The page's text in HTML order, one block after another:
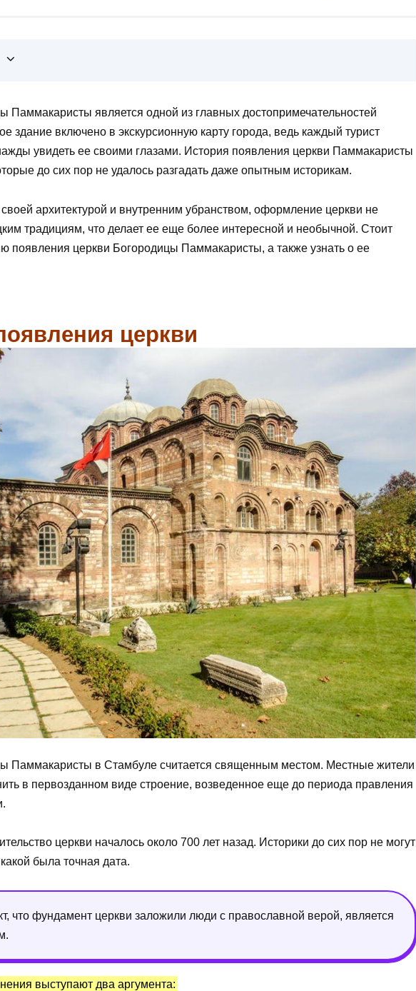
Паммакаристы является одной из главных достопримечательностей
здание включено в экскурсионную карту города, ведь каждый турист
увидеть ее своими глазами. История появления церкви Паммакаристы
до сих пор не удалось разгадать даже опытным историкам.
архитектурой и внутренним убранством, оформление церкви не
традициям, что делает ее еще более интересной и необычной. Стоит
появления церкви Богородицы Паммакаристы, а также узнать о ее
церкви
Паммакаристы в Стамбуле считается священным местом. Местные жители
в первозданном виде строение, возведенное еще до периода правления
церкви началось около 700 лет назад. Историки до сих пор не могут
была точная дата.
что фундамент церкви заложили люди с православной верой, является
выступают два аргумента: